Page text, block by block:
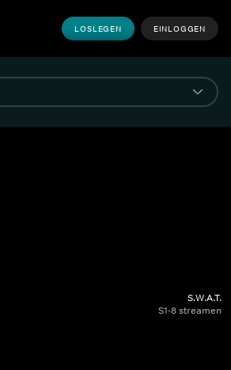
LOSLEGEN EINLOGGEN
S.W.A.T.
S1-8 streamen